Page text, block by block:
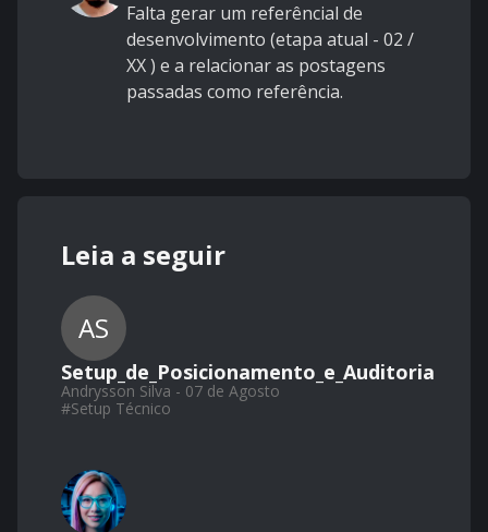
Falta gerar um referêncial de
desenvolvimento (etapa atual - 02 /
XX ) e a relacionar as postagens
passadas como referência.
Leia a seguir
AS
Setup_de_Posicionamento_e_Auditoria
Andrysson Silva - 07 de Agosto
#Setup Técnico